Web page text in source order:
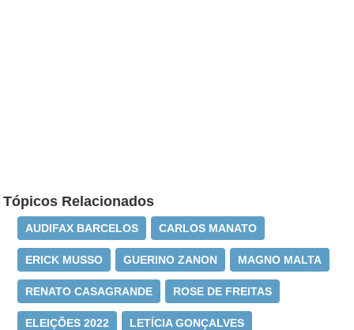
Tópicos Relacionados
AUDIFAX BARCELOS CARLOS MANATO
ERICK MUSSO GUERINO ZANON MAGNO MALTA
RENATO CASAGRANDE ROSE DE FREITAS
ELEIÇÕES 2022 LETÍCIA GONÇALVES